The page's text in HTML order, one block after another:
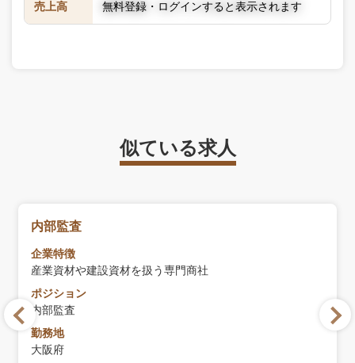
売上高 無料登録・ログインすると表示されます
似ている求人
内部監査
企業特徴
産業資材や建設資材を扱う専門商社
ポジション
内部監査
勤務地
大阪府